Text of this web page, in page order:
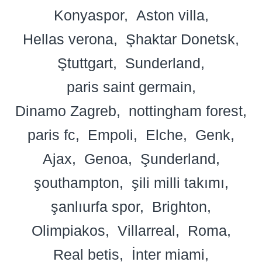
Konyaspor
Aston villa
Hellas verona
Şhaktar Donetsk
Ştuttgart
Sunderland
paris saint germain
Dinamo Zagreb
nottingham forest
paris fc
Empoli Elche
Genk
Ajax
Genoa
Şunderland
şouthampton
şili milli takımı
şanlıurfa spor
Brighton
Olimpiakos
Villarreal
Roma
Real betis
İnter miami